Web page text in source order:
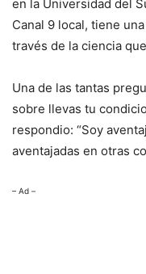
en la Universidad del
Canal 9 local, tiene
través de la ciencia
Una de las tantas
sobre llevas tu
respondio: “Soy
aventajadas en otras
– Ad –